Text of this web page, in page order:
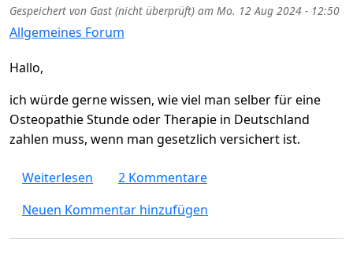
Gespeichert von Gast (nicht überprüft) am Mo. 12 Aug 2024 - 12:50
Allgemeines Forum
Hallo,
ich würde gerne wissen, wie viel man selber für eine
Osteopathie Stunde oder Therapie in Deutschland
zahlen muss, wenn man gesetzlich versichert ist.
Weiterlesen über Wie viel kostet Osteopathie Stunde
2 Kommentare
Neuen Kommentar hinzufügen